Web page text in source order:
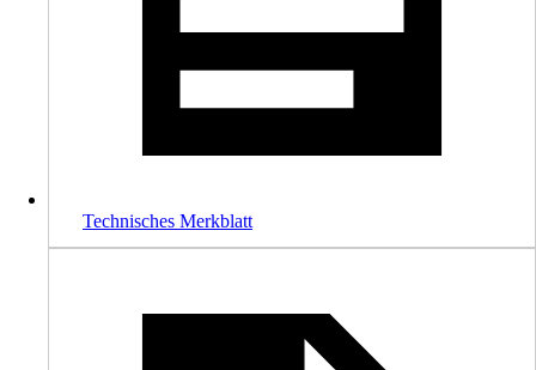
Technisches Merkblatt